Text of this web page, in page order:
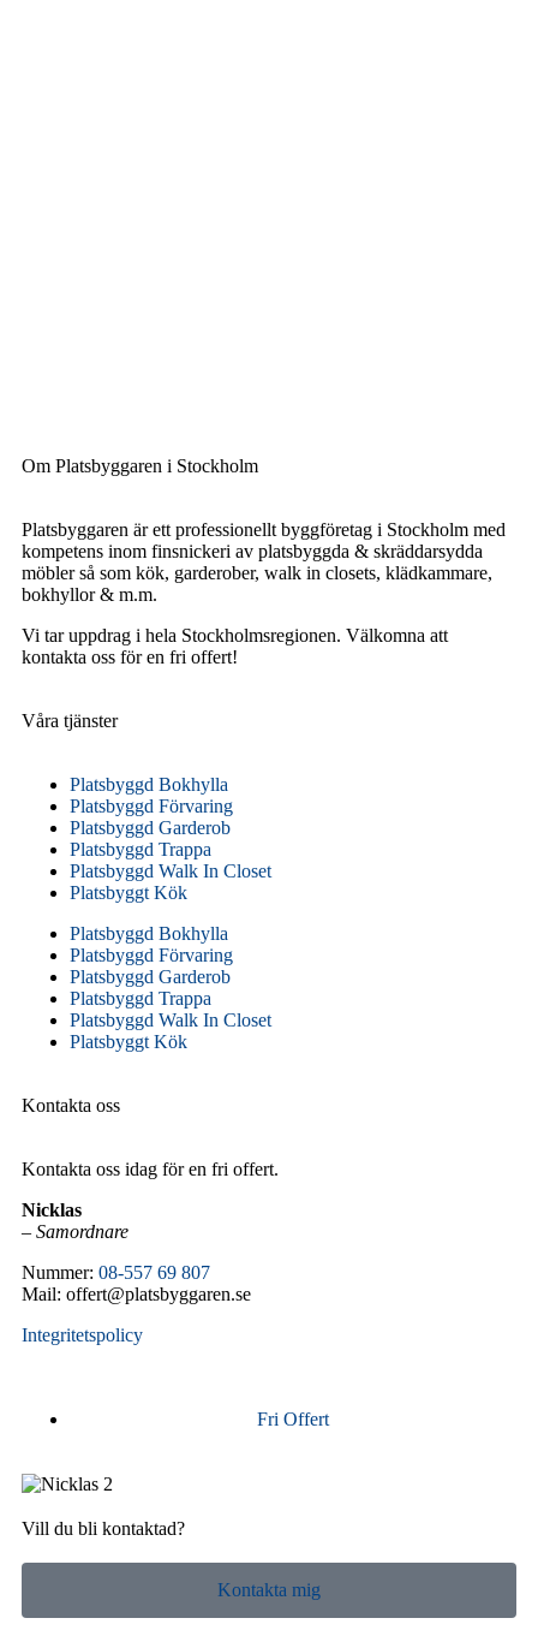
Om Platsbyggaren i Stockholm
Platsbyggaren är ett professionellt byggföretag i Stockholm med
kompetens inom finsnickeri av platsbyggda & skräddarsydda
möbler så som kök, garderober, walk in closets, klädkammare,
bokhyllor & m.m.
Vi tar uppdrag i hela Stockholmsregionen. Välkomna att
kontakta oss för en fri offert!
Våra tjänster
Platsbyggd Bokhylla
Platsbyggd Förvaring
Platsbyggd Garderob
Platsbyggd Trappa
Platsbyggd Walk In Closet
Platsbyggt Kök
Platsbyggd Bokhylla
Platsbyggd Förvaring
Platsbyggd Garderob
Platsbyggd Trappa
Platsbyggd Walk In Closet
Platsbyggt Kök
Kontakta oss
Kontakta oss idag för en fri offert.
Nicklas
– Samordnare
Nummer: 08-557 69 807
Mail: offert@platsbyggaren.se
Integritetspolicy
Fri Offert
Vill du bli kontaktad?
Kontakta mig